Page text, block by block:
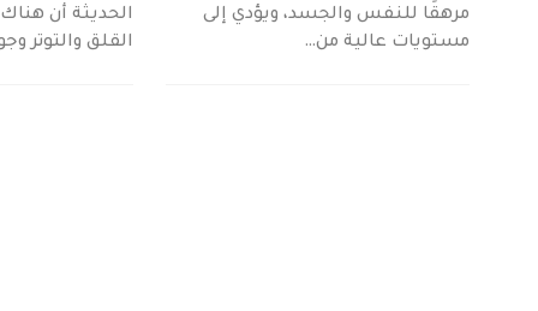
مرهقًا للنفس والجسد، ويؤدي إلى
مستويات عالية من…
الحديثة أن
القلق والتوتر